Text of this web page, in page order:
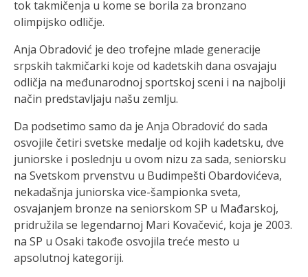
tok takmičenja u kome se borila za bronzano
olimpijsko odličje.
Anja Obradović je deo trofejne mlade generacije
srpskih takmičarki koje od kadetskih dana osvajaju
odličja na međunarodnoj sportskoj sceni i na najbolji
način predstavljaju našu zemlju.
Da podsetimo samo da je Anja Obradović do sada
osvojile četiri svetske medalje od kojih kadetsku, dve
juniorske i poslednju u ovom nizu za sada, seniorsku
na Svetskom prvenstvu u Budimpešti Obardovićeva,
nekadašnja juniorska vice-šampionka sveta,
osvajanjem bronze na seniorskom SP u Mađarskoj,
pridružila se legendarnoj Mari Kovačević, koja je 2003.
na SP u Osaki takođe osvojila treće mesto u
apsolutnoj kategoriji.